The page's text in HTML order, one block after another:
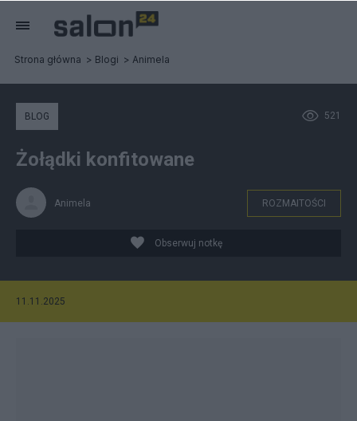
Strona główna Blogi Animela
521
BLOG
Żołądki konfitowane
Animela ROZMAITOŚCI
Obserwuj notkę
11.11.2025